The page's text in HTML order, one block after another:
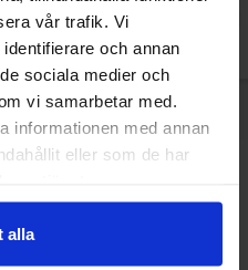
vår trafik. Vi
och annan
sociala medier och
vi samarbetar med.
informationen med annan
eller som de har
alla